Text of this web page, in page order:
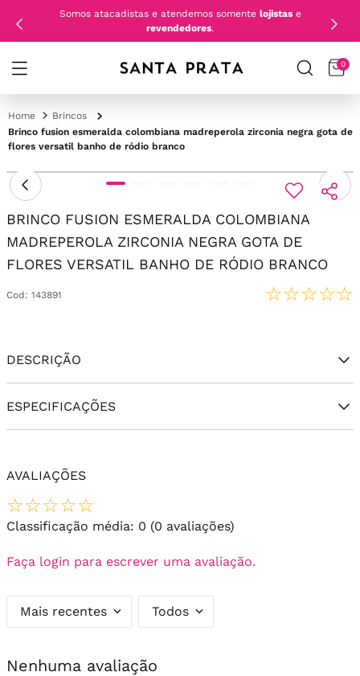
Somos atacadistas e atendemos somente lojistase
revendedores.
0
Brincos
Brinco fusion esmeralda colombiana madreperola zirconia negra gota de
flores versatil banho de ródio branco
BRINCO FUSION ESMERALDA COLOMBIANA
MADREPEROLA ZIRCONIA NEGRA GOTA DE
FLORES VERSATIL BANHO DE RÓDIO BRANCO
Cod : 143891 ☆☆☆☆☆
DESCRIÇÃO
ESPECIFICAÇÕES
AVALIAÇÕES
☆☆☆☆☆
Classificação média: 0 (0 avaliações)
Faça login para escrever uma avaliação.
Mais recentes Todos
Nenhuma avaliação